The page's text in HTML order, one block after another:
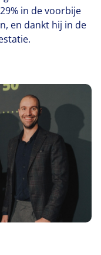
% in de voorbije
en dankt hij in de